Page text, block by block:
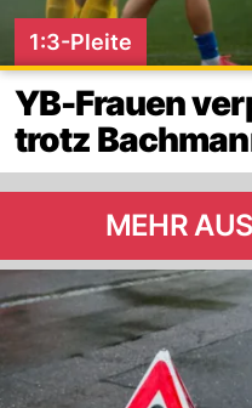
1:3-Pleite
YB-Frauen
trotz
MEHR